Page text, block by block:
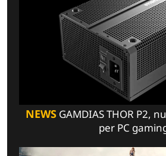
NEWS GAMDIAS THOR P2,
per PC